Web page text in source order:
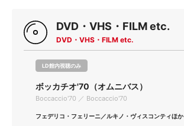
DVD・VHS・FILM etc.
DVD・VHS・FILM etc.
LD館内視聴のみ
ボッカチオ'70（オムニバス）
Boccaccio'70 ／ Boccaccio'70
フェデリコ・フェリーニ／ルキノ・ヴィスコンティほか